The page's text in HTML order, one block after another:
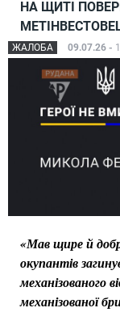
НА ЩИТІ
ЖАЛОБА 09.07.26 -
«Мав щире й
окупантів
механізованого
механізованої